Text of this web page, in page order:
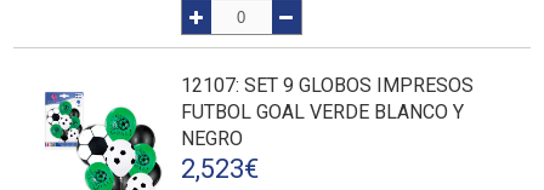
12107: SET 9 GLOBOS IMPRESOS
FUTBOL GOAL VERDE BLANCO Y
NEGRO
2,523€